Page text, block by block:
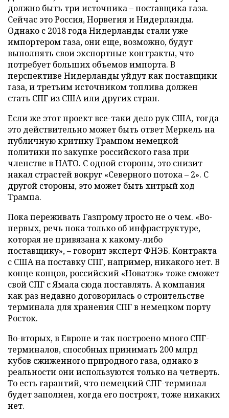
должно быть три источника – поставщика газа.
Сейчас это Россия, Норвегия и Нидерланды.
Однако с 2018 года Нидерланды стали уже
импортером газа, они еще, возможно, будут
выполнять свои экспортные контракты, что
потребует больших объемов импорта. В
перспективе Нидерланды уйдут как поставщики
газа, и третьим источником топлива должен
стать СПГ из США или других стран.
Если же этот проект все-таки дело рук США, тогда
это действительно может быть ответ Меркель на
публичную критику Трампом немецкой
политики по закупке российского газа при
членстве в НАТО. С одной стороны, это снизит
накал страстей вокруг «Северного потока – 2». С
другой стороны, это может быть хитрый ход
Трампа.
Пока переживать Газпрому просто не о чем. «Во-
первых, речь пока только об инфраструктуре,
которая не привязана к какому-либо
поставщику», – говорит эксперт ФНЭБ. Контракта
с США на поставку СПГ, например, никакого нет. В
конце концов, российский «Новатэк» тоже сможет
свой СПГ с Ямала сюда поставлять. А компания
как раз недавно договорилась о строительстве
терминала для хранения СПГ в немецком порту
Росток.
Во-вторых, в Европе и так построено много СПГ-
терминалов, способных принимать 200 млрд
кубов сжиженного природного газа, однако в
реальности они используются только на четверть.
То есть гарантий, что немецкий СПГ-терминал
будет заполнен, когда его построят, тоже никаких
нет.